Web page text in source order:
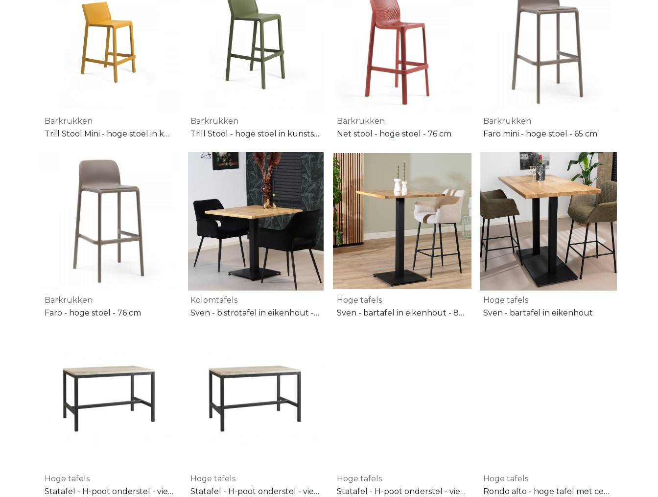
Barkrukken
Trill Stool Mini - hoge stoel in kunststof
Barkrukken
Trill Stool - hoge stoel in kunststof
Barkrukken
Net stool - hoge stoel - 76 cm
Barkrukken
Faro mini - hoge stoel - 65 cm
Barkrukken
Faro - hoge stoel - 76 cm
Kolomtafels
Sven - bistrotafel in eikenhout - 80 x 80 x 75 cm (L x B x H)
Hoge tafels
Sven - bartafel in eikenhout - 80 x 80 x 108 cm (L x B x H)
Hoge tafels
Sven - bartafel in eikenhout
Hoge tafels
Statafel - H-poot onderstel - vierkante poten 50x50 mm - HPL
Hoge tafels
Statafel - H-poot onderstel - vierkante poten 50x50 mm
Hoge tafels
Statafel - H-poot onderstel - vierkante poten 30x30 mm
Hoge tafels
Rondo alto - hoge tafel met centrale poot